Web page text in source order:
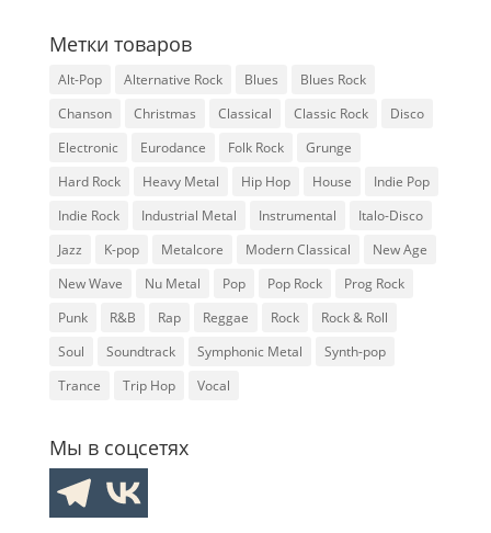
Метки товаров
Alt-Pop Alternative Rock Blues
Blues Rock
Chanson
Christmas Classical Classic Rock
Disco
Electronic
Eurodance Folk Rock
Grunge
Hard Rock
Heavy Metal Hip Hop House
Indie Pop
Indie Rock
Industrial Metal Instrumental
Italo-Disco
Jazz
K-pop Metalcore Modern Classical
New Age
New Wave
Nu Metal Pop Pop Rock
Prog Rock
Punk
R&B Rap Reggae Rock
Rock & Roll
Soul
Soundtrack Symphonic Metal
Synth-pop
Trance
Trip Hop Vocal
Мы в соцсетях